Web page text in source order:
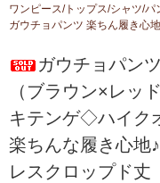
ワンピース/トップス/シャツ/
ガウチョパンツ 楽ちん履き心
ガウチョパン
（ブラウン×レッド
キテンゲ◇ハイク
楽ちんな履き心地
レスクロップド丈